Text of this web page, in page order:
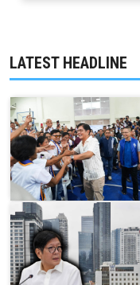
LATEST HEADLINE